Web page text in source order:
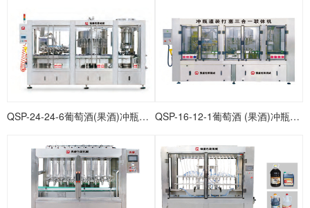
QSP-24-24-6葡萄酒(果酒)冲瓶灌装打塞联体机 QSP-16-12-1葡萄酒 (果酒)冲瓶灌装打塞联体机